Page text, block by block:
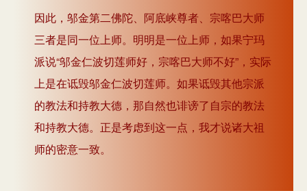
因此，邬金第二佛陀、阿底峡尊者、宗喀巴大师
三者是同一位上师。明明是一位上师，如果宁玛
派说“邬金仁波切莲师好，宗喀巴大师不好”，实际
上是在诋毁邬金仁波切莲师。如果诋毁其他宗派
的教法和持教大德，那自然也诽谤了自宗的教法
和持教大德。正是考虑到这一点，我才说诸大祖
师的密意一致。